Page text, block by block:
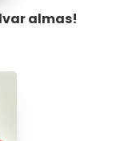
almas!